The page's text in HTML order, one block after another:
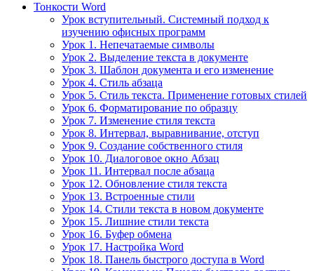
Тонкости Word
Урок вступительный. Системный подход к
изучению офисных программ
Урок 1. Непечатаемые символы
Урок 2. Выделение текста в документе
Урок 3. Шаблон документа и его изменение
Урок 4. Стиль абзаца
Урок 5. Стиль текста. Применение готовых стилей
Урок 6. Форматирование по образцу
Урок 7. Изменение стиля текста
Урок 8. Интервал, выравнивание, отступ
Урок 9. Создание собственного стиля
Урок 10. Диалоговое окно Абзац
Урок 11. Интервал после абзаца
Урок 12. Обновление стиля текста
Урок 13. Встроенные стили
Урок 14. Стили текста в новом документе
Урок 15. Лишние стили текста
Урок 16. Буфер обмена
Урок 17. Настройка Word
Урок 18. Панель быстрого доступа в Word